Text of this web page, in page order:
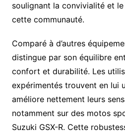
soulignant la convivialité et
cette communauté.
Comparé à d’autres
distingue par son équilibre
confort et durabilité. Les
expérimentés trouvent en lui
améliore nettement leurs
notamment sur des motos
Suzuki GSX-R. Cette